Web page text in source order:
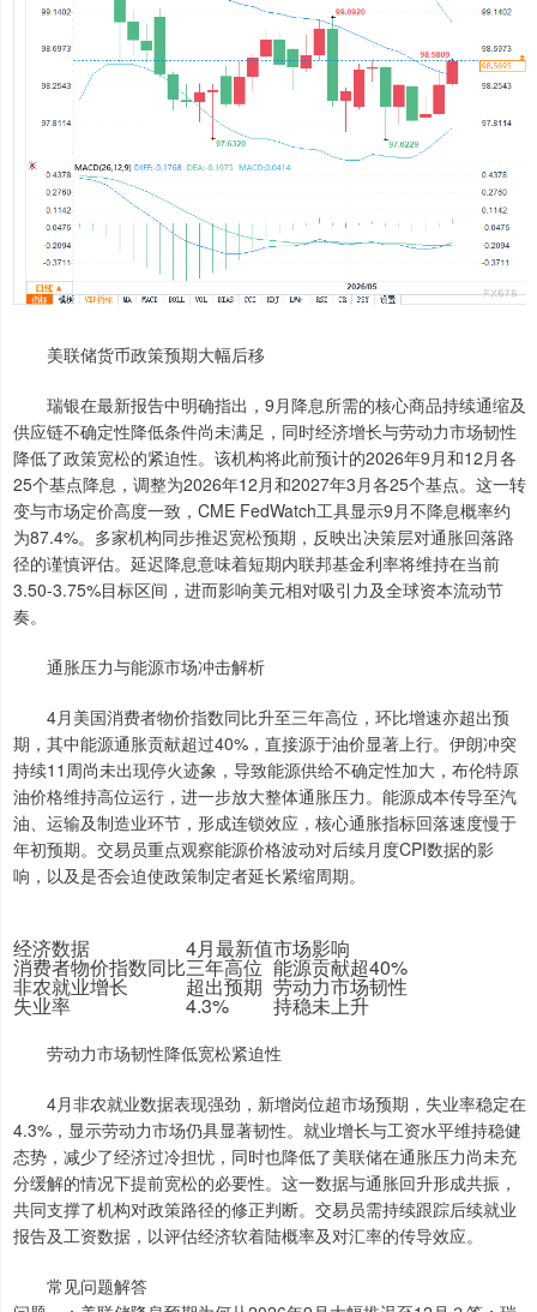
美联储货币政策预期大幅后移
瑞银在最新报告中明确指出，9月降息所需的核心商品持续通缩及
供应链不确定性降低条件尚未满足，同时经济增长与劳动力市场韧性
降低了政策宽松的紧迫性。该机构将此前预计的2026年9月和12月各
25个基点降息，调整为2026年12月和2027年3月各25个基点。这一转
变与市场定价高度一致，CME FedWatch工具显示9月不降息概率约
为87.4%。多家机构同步推迟宽松预期，反映出决策层对通胀回落路
径的谨慎评估。延迟降息意味着短期内联邦基金利率将维持在当前
3.50-3.75%目标区间，进而影响美元相对吸引力及全球资本流动节
奏。
通胀压力与能源市场冲击解析
4月美国消费者物价指数同比升至三年高位，环比增速亦超出预
期，其中能源通胀贡献超过40%，直接源于油价显著上行。伊朗冲突
持续11周尚未出现停火迹象，导致能源供给不确定性加大，布伦特原
油价格维持高位运行，进一步放大整体通胀压力。能源成本传导至汽
油、运输及制造业环节，形成连锁效应，核心通胀指标回落速度慢于
年初预期。交易员重点观察能源价格波动对后续月度CPI数据的影
响，以及是否会迫使政策制定者延长紧缩周期。
经济数据 4月最新值市场影响
消费者物价指数同比三年高位 能源贡献超40%
非农就业增长 超出预期 劳动力市场韧性
失业率 4.3% 持稳未上升
劳动力市场韧性降低宽松紧迫性
4月非农就业数据表现强劲，新增岗位超市场预期，失业率稳定在
4.3%，显示劳动力市场仍具显著韧性。就业增长与工资水平维持稳健
态势，减少了经济过冷担忧，同时也降低了美联储在通胀压力尚未充
分缓解的情况下提前宽松的必要性。这一数据与通胀回升形成共振，
共同支撑了机构对政策路径的修正判断。交易员需持续跟踪后续就业
报告及工资数据，以评估经济软着陆概率及对汇率的传导效应。
常见问题解答